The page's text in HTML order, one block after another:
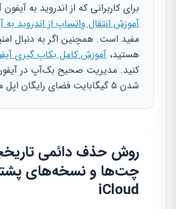
برای کاربرانی که از اندروید به آیفون
آموزش انتقال واتساپ از اندروید به
مفید است. همچنین اگر به دنبال
هستید، آموزش کامل بکاپ گیری
کنید. مدیریت صحیح بک‌آپ در آیفون
شدن ۵ گیگابایت فضای رایگان اپل می‌شود.
روش حذف دائمی
چت‌ها و نسخه‌های
iCloud